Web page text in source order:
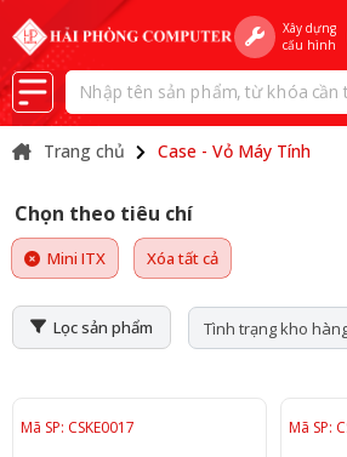
Xây dựng
cấu hình
Trang chủ Case - Vỏ Máy Tính
Chọn theo tiêu chí
Mini ITX Xóa tất cả
Lọc sản phẩm Tình trạng kho
Mã SP: CSKE0017 Mã SP: